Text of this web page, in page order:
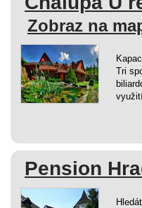
Zobraz na
Tri
Pension